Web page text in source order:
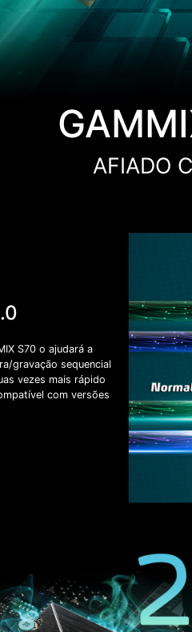
AFIADO
S70 o ajudará a
gravação sequencial
vezes mais rápido
com versões